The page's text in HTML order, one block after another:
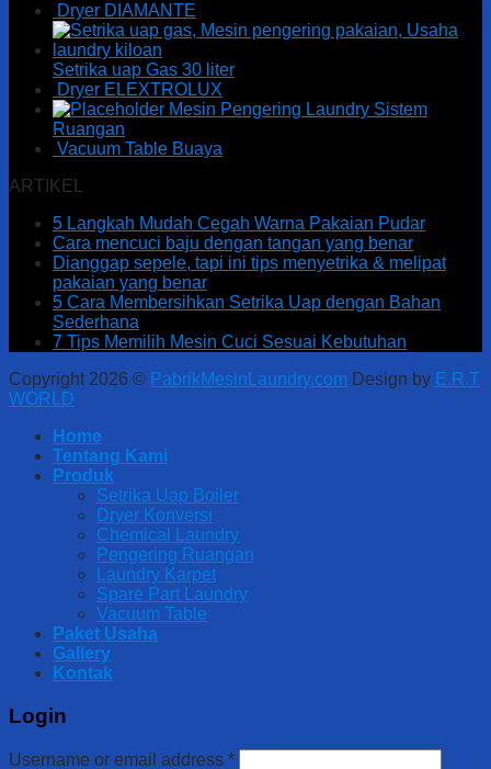
Dryer DIAMANTE
Setrika uap Gas 30 liter
Dryer ELEXTROLUX
Mesin Pengering Laundry Sistem
Ruangan
Vacuum Table Buaya
ARTIKEL
5 Langkah Mudah Cegah Warna Pakaian Pudar
Cara mencuci baju dengan tangan yang benar
Dianggap sepele, tapi ini tips menyetrika & melipat
pakaian yang benar
5 Cara Membersihkan Setrika Uap dengan Bahan
Sederhana
7 Tips Memilih Mesin Cuci Sesuai Kebutuhan
Copyright 2026 © PabrikMesinLaundry.com Design by E.R.T
WORLD
Home
Tentang Kami
Produk
Setrika Uap Boiler
Dryer Konversi
Chemical Laundry
Pengering Ruangan
Laundry Karpet
Spare Part Laundry
Vacuum Table
Paket Usaha
Gallery
Kontak
Login
Username or email address *